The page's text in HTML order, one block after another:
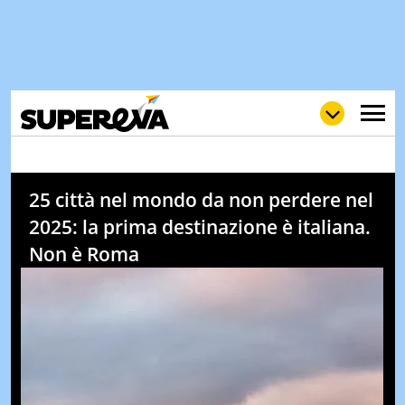
LOLGULP
LOVENEWS
& TV
25 città nel mondo da non perdere nel
2025: la prima destinazione è italiana.
Non è Roma